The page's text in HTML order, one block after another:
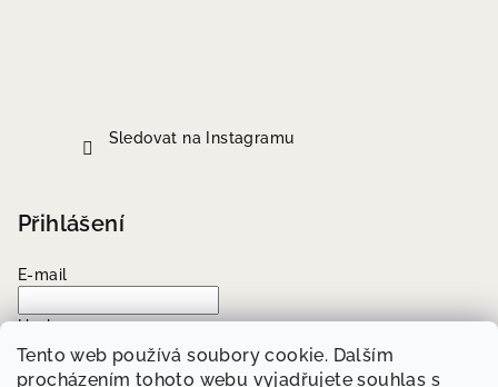
Tento web používá soubory cookie. Dalším
procházením tohoto webu vyjadřujete souhlas s
Sledovat na Instagramu
Přihlášení
E-mail
Heslo